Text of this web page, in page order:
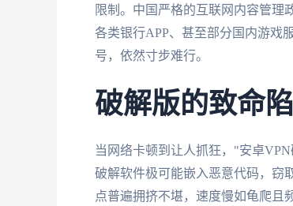
限制。中国严格的互联网内容管理
各类银行APP、甚至部分国内游戏
号，依然寸步难行。
破解版的致命
当网络卡顿到让人抓狂，"安卓
破解软件极可能嵌入恶意代码，窃
点普遍拥挤不堪，速度慢如龟爬且